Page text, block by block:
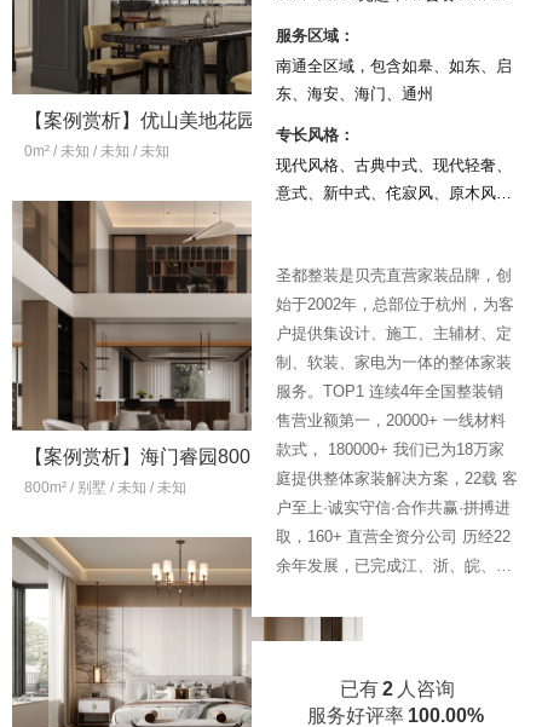
0m² / 未知 / 未知 / 未知
【案例赏析】海门睿园800㎡，意式极简风，独栋别墅装修
800m² / 别墅 / 未知 / 未知 50万
【案例赏析】橡
201m² / 未知 / 现代 /
86900元起
服务区域：
南通全区域，包含如皋、如东、启
东、海安、海门、通州
专长风格：
现代风格、古典中式、现代轻奢、
意式、新中式、侘寂风、原木风、
欧式、东南亚、复古风、港式、工
业风
圣都整装是贝壳直营家装品牌，创
始于2002年，总部位于杭州，为客
户提供集设计、施工、主辅材、定
制、软装、家电为一体的整体家装
服务。TOP1 连续4年全国整装销
售营业额第一，20000+ 一线材料
款式， 180000+ 我们已为18万家
庭提供整体家装解决方案，22载 客
户至上·诚实守信·合作共赢·拼搏进
取，160+ 直营全资分公司 历经22
余年发展，已完成江、浙、皖、沪
市直营体系市场布局，并深耕华东
布局全国，致力于服务中国家庭的
已有 2 人咨询
服务好评率 100.00%